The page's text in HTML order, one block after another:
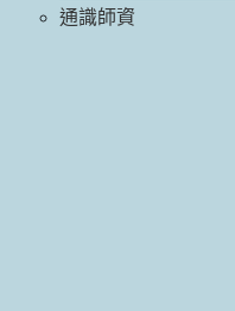
通識師資